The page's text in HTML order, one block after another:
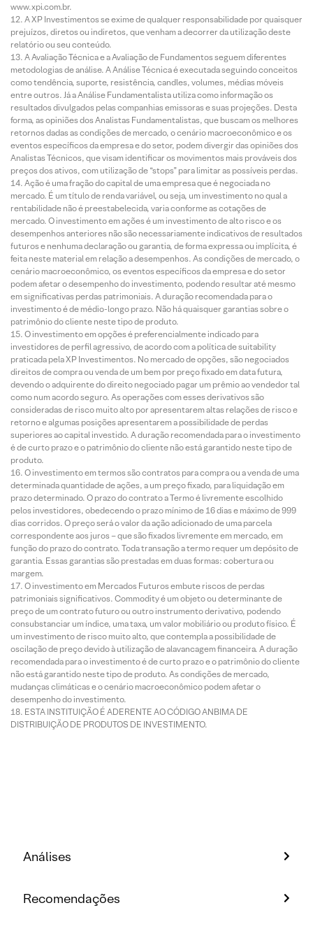
www.xpi.com.br.
A XP Investimentos se exime de qualquer responsabilidade por quaisquer
prejuízos, diretos ou indiretos, que venham a decorrer da utilização deste
relatório ou seu conteúdo.
A Avaliação Técnica e a Avaliação de Fundamentos seguem diferentes
metodologias de análise. A Análise Técnica é executada seguindo conceitos
como tendência, suporte, resistência, candles, volumes, médias móveis
entre outros. Já a Análise Fundamentalista utiliza como informação os
resultados divulgados pelas companhias emissoras e suas projeções. Desta
forma, as opiniões dos Analistas Fundamentalistas, que buscam os melhores
retornos dadas as condições de mercado, o cenário macroeconômico e os
eventos específicos da empresa e do setor, podem divergir das opiniões dos
Analistas Técnicos, que visam identificar os movimentos mais prováveis dos
preços dos ativos, com utilização de “stops” para limitar as possíveis perdas.
Ação é uma fração do capital de uma empresa que é negociada no
mercado. É um título de renda variável, ou seja, um investimento no qual a
rentabilidade não é preestabelecida, varia conforme as cotações de
mercado. O investimento em ações é um investimento de alto risco e os
desempenhos anteriores não são necessariamente indicativos de resultados
futuros e nenhuma declaração ou garantia, de forma expressa ou implícita, é
feita neste material em relação a desempenhos. As condições de mercado, o
cenário macroeconômico, os eventos específicos da empresa e do setor
podem afetar o desempenho do investimento, podendo resultar até mesmo
em significativas perdas patrimoniais. A duração recomendada para o
investimento é de médio-longo prazo. Não há quaisquer garantias sobre o
patrimônio do cliente neste tipo de produto.
O investimento em opções é preferencialmente indicado para
investidores de perfil agressivo, de acordo com a política de suitability
praticada pela XP Investimentos. No mercado de opções, são negociados
direitos de compra ou venda de um bem por preço fixado em data futura,
devendo o adquirente do direito negociado pagar um prêmio ao vendedor tal
como num acordo seguro. As operações com esses derivativos são
consideradas de risco muito alto por apresentarem altas relações de risco e
retorno e algumas posições apresentarem a possibilidade de perdas
superiores ao capital investido. A duração recomendada para o investimento
é de curto prazo e o patrimônio do cliente não está garantido neste tipo de
produto.
O investimento em termos são contratos para compra ou a venda de uma
determinada quantidade de ações, a um preço fixado, para liquidação em
prazo determinado. O prazo do contrato a Termo é livremente escolhido
pelos investidores, obedecendo o prazo mínimo de 16 dias e máximo de 999
dias corridos. O preço será o valor da ação adicionado de uma parcela
correspondente aos juros – que são fixados livremente em mercado, em
função do prazo do contrato. Toda transação a termo requer um depósito de
garantia. Essas garantias são prestadas em duas formas: cobertura ou
margem.
O investimento em Mercados Futuros embute riscos de perdas
patrimoniais significativos. Commodity é um objeto ou determinante de
preço de um contrato futuro ou outro instrumento derivativo, podendo
consubstanciar um índice, uma taxa, um valor mobiliário ou produto físico. É
um investimento de risco muito alto, que contempla a possibilidade de
oscilação de preço devido à utilização de alavancagem financeira. A duração
recomendada para o investimento é de curto prazo e o patrimônio do cliente
não está garantido neste tipo de produto. As condições de mercado,
mudanças climáticas e o cenário macroeconômico podem afetar o
desempenho do investimento.
ESTA INSTITUIÇÃO É ADERENTE AO CÓDIGO ANBIMA DE
DISTRIBUIÇÃO DE PRODUTOS DE INVESTIMENTO.
Análises
Recomendações